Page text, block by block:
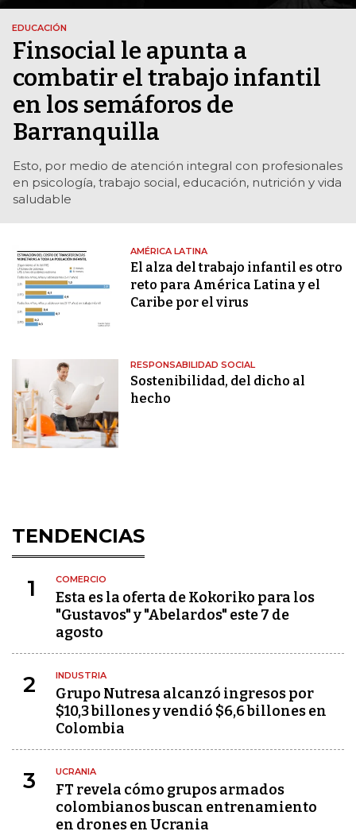
EDUCACIÓN
Finsocial le apunta a
combatir el trabajo infantil
en los semáforos de
Barranquilla
Esto, por medio de atención integral con profesionales
en psicología, trabajo social, educación, nutrición y vida
saludable
AMÉRICA LATINA
El alza del trabajo infantil es otro
reto para América Latina y el
Caribe por el virus
RESPONSABILIDAD SOCIAL
Sostenibilidad, del dicho al
hecho
TENDENCIAS
1 COMERCIO
Esta es la oferta de Kokoriko para los
"Gustavos" y "Abelardos" este 7 de
agosto
2 INDUSTRIA
Grupo Nutresa alcanzó ingresos por
$10,3 billones y vendió $6,6 billones en
Colombia
3 UCRANIA
FT revela cómo grupos armados
colombianos buscan entrenamiento
en drones en Ucrania